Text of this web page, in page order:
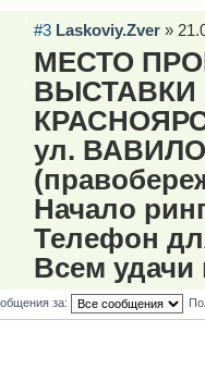
#3 Laskoviy.Zver»
МЕСТО
ВЫСТАВКИ
ул.
Начало
Телефон
Всем удачи
за: